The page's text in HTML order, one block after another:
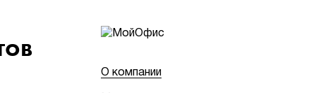
О компании